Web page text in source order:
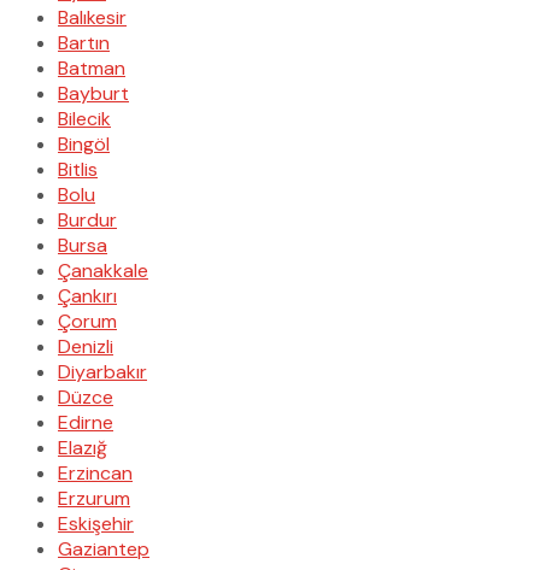
Balıkesir
Bartın
Batman
Bayburt
Bilecik
Bingöl
Bitlis
Bolu
Burdur
Bursa
Çanakkale
Çankırı
Çorum
Denizli
Diyarbakır
Düzce
Edirne
Elazığ
Erzincan
Erzurum
Eskişehir
Gaziantep